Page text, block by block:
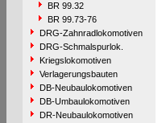
BR 99.32
BR 99.73-76
DRG-Zahnradlokomotiven
DRG-Schmalspurlok.
Kriegslokomotiven
Verlagerungsbauten
DB-Neubaulokomotiven
DB-Umbaulokomotiven
DR-Neubaulokomotiven